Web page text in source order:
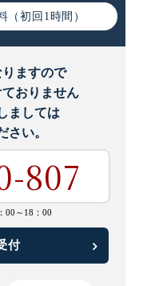
（初回1時間）
りますので
おりません
ましては
さい。
807
00～18：00
付